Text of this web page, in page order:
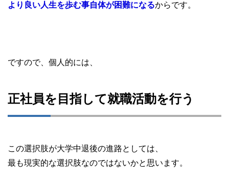
より良い人生を歩む事自体が困難になるからです。
ですので、個人的には、
正社員を目指して就職活動を行う
この選択肢が大学中退後の進路としては、
最も現実的な選択肢なのではないかと思います。